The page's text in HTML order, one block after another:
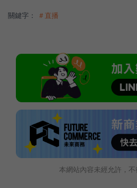
關鍵字： ＃直播
本網站內容未經允許，不